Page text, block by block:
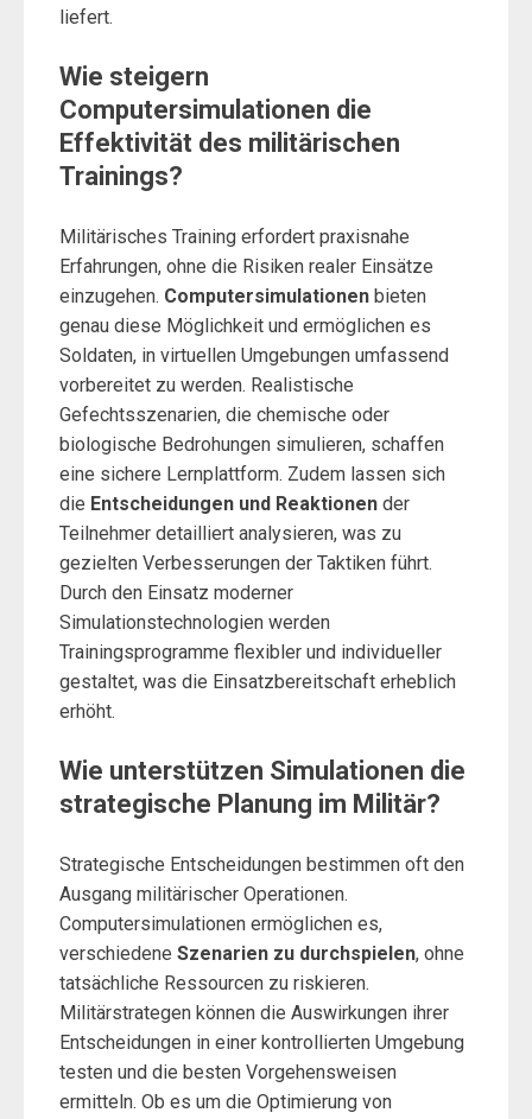
liefert.
Wie steigern
Computersimulationen die
Effektivität des militärischen
Trainings?
Militärisches Training erfordert praxisnahe
Erfahrungen, ohne die Risiken realer Einsätze
einzugehen. Computersimulationen bieten
genau diese Möglichkeit und ermöglichen es
Soldaten, in virtuellen Umgebungen umfassend
vorbereitet zu werden. Realistische
Gefechtsszenarien, die chemische oder
biologische Bedrohungen simulieren, schaffen
eine sichere Lernplattform. Zudem lassen sich
die Entscheidungen und Reaktionen der
Teilnehmer detailliert analysieren, was zu
gezielten Verbesserungen der Taktiken führt.
Durch den Einsatz moderner
Simulationstechnologien werden
Trainingsprogramme flexibler und individueller
gestaltet, was die Einsatzbereitschaft erheblich
erhöht.
Wie unterstützen Simulationen die
strategische Planung im Militär?
Strategische Entscheidungen bestimmen oft den
Ausgang militärischer Operationen.
Computersimulationen ermöglichen es,
verschiedene Szenarien zu durchspielen, ohne
tatsächliche Ressourcen zu riskieren.
Militärstrategen können die Auswirkungen ihrer
Entscheidungen in einer kontrollierten Umgebung
testen und die besten Vorgehensweisen
ermitteln. Ob es um die Optimierung von